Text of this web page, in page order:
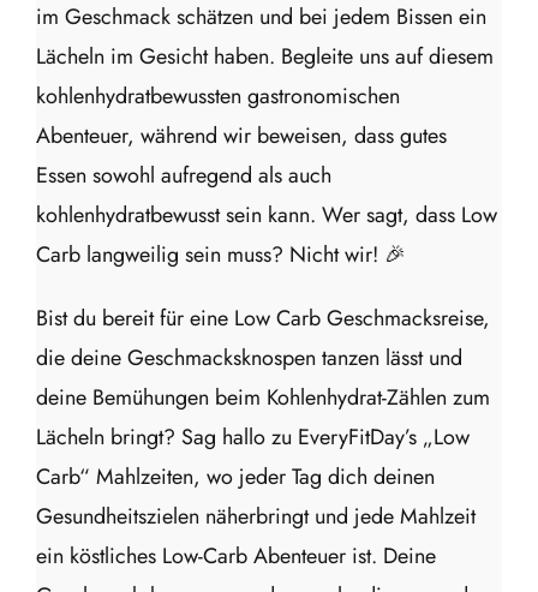
im Geschmack schätzen und bei jedem Bissen ein
Lächeln im Gesicht haben. Begleite uns auf diesem
kohlenhydratbewussten gastronomischen
Abenteuer, während wir beweisen, dass gutes
Essen sowohl aufregend als auch
kohlenhydratbewusst sein kann. Wer sagt, dass Low
Carb langweilig sein muss? Nicht wir! 🎉
Bist du bereit für eine Low Carb Geschmacksreise,
die deine Geschmacksknospen tanzen lässt und
deine Bemühungen beim Kohlenhydrat-Zählen zum
Lächeln bringt? Sag hallo zu EveryFitDay’s „Low
Carb“ Mahlzeiten, wo jeder Tag dich deinen
Gesundheitszielen näherbringt und jede Mahlzeit
ein köstliches Low-Carb Abenteuer ist. Deine